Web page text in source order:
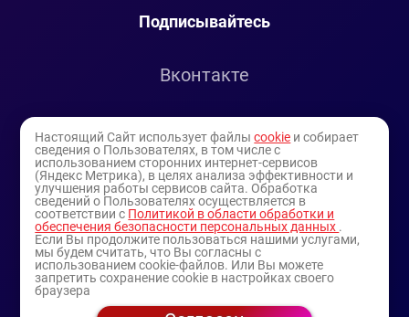
Подписывайтесь
Вконтакте
Youtube
Настоящий Сайт использует файлыcookie и собирает
сведения о Пользователях, в том числе с
использованием сторонних интернет-сервисов
(Яндекс Метрика), в целях анализа эффективности и
улучшения работы сервисов сайта. Обработка
сведений о Пользователях осуществляется в
соответствии с Политикой в области обработки и
обеспечения безопасности персональных данных .
Если Вы продолжите пользоваться нашими услугами,
мы будем считать, что Вы согласны с
использованием cookie-файлов. Или Вы можете
запретить сохранение cookie в настройках своего
браузера